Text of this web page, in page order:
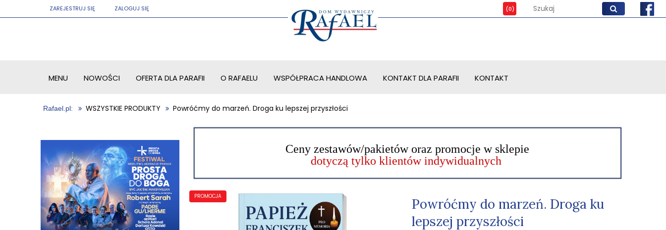
ZAREJESTRUJ SIĘ ZALOGUJ SIĘ
MENU NOWOŚCI OFERTA DLA PARAFII O RAFAELU WSPÓŁPRACA HANDLOWA KONTAKT DLA PARAFII KONTAKT
WSZYSTKIE PRODUKTY Powróćmy do marzeń. Droga ku lepszej przyszłości
Ceny zestawów/pakietów oraz promocje w sklepie
dotyczą tylko klientów indywidualnych
PROMOCJA
Powróćmy do marzeń. Droga ku
lepszej przyszłości